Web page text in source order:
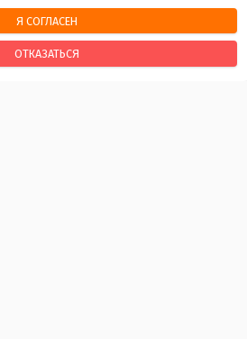
Я СОГЛАСЕН
ОТКАЗАТЬСЯ